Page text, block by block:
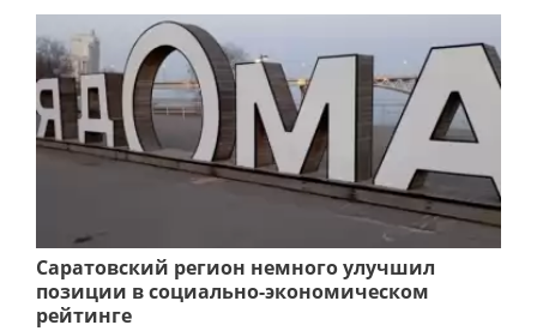
Саратовский регион немного улучшил
позиции в социально-экономическом
рейтинге